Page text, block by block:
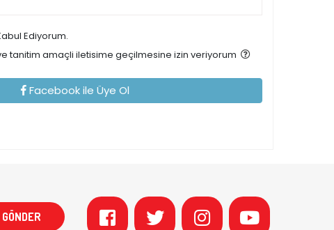
Ediyorum.
tanitim amaçli iletisime geçilmesine izin veriyorum
Facebook ile Üye Ol